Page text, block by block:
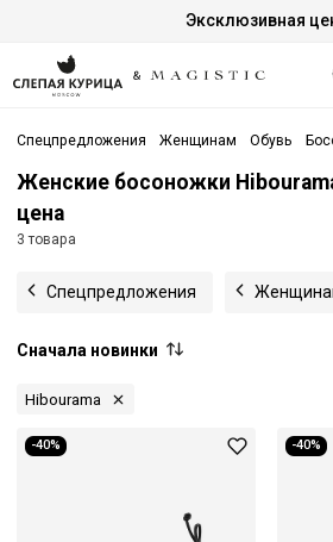
Эксклюзивная
Спецпредложения Женщинам Обувь
Женские босоножки
цена
3 товара
Спецпредложения
Сначала новинки
Hibourama
-40% -40%